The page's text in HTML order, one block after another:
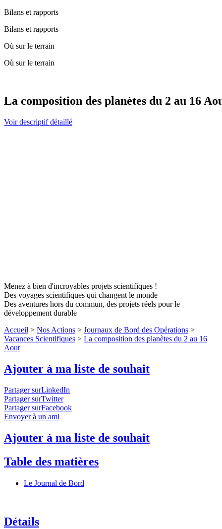
Bilans et rapports
Bilans et rapports
Où sur le terrain
Où sur le terrain
La composition des planètes du 2 au 16
Voir descriptif détaillé
Menez à bien d'incroyables projets scientifiques !
Des voyages scientifiques qui changent le monde
Des aventures hors du commun, des projets réels pour le
développement durable
Accueil > Nos Actions > Journaux de Bord des Opérations >
Vacances Scientifiques > La composition des planètes du 2 au 16
Aout
Ajouter à ma liste de souhait
Partager surLinkedIn
Partager surTwitter
Partager surFacebook
Envoyer à un ami
Ajouter à ma liste de souhait
Table des matières
Le Journal de Bord
Détails